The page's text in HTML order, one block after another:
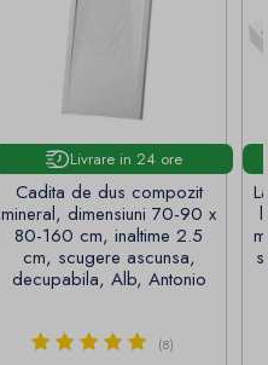
Livrare in 24 ore
Cadita de dus compozit
mineral, dimensiuni 70-90 x
80-160 cm, inaltime 2.5
cm, scugere ascunsa,
decupabila, Alb, Antonio
(8)